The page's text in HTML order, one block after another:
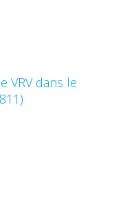
VRV dans le